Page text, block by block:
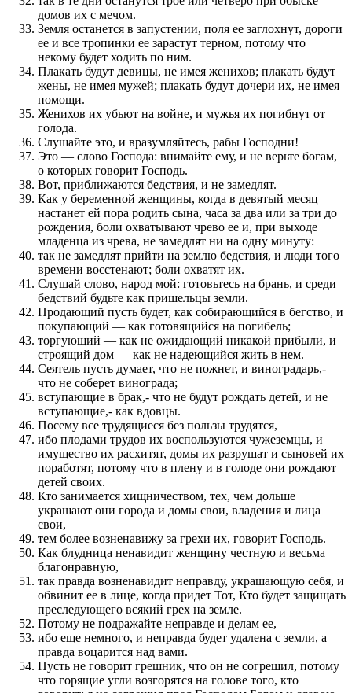
домов их с мечом.
Земля останется в запустении, поля ее заглохнут, дороги
ее и все тропинки ее зарастут терном, потому что
некому будет ходить по ним.
Плакать будут девицы, не имея женихов; плакать будут
жены, не имея мужей; плакать будут дочери их, не имея
помощи.
Женихов их убьют на войне, и мужья их погибнут от
голода.
Слушайте это, и вразумляйтесь, рабы Господни!
Это — слово Господа: внимайте ему, и не верьте богам,
о которых говорит Господь.
Вот, приближаются бедствия, и не замедлят.
Как у беременной женщины, когда в девятый месяц
настанет ей пора родить сына, часа за два или за три до
рождения, боли охватывают чрево ее и, при выходе
младенца из чрева, не замедлят ни на одну минуту:
так не замедлят прийти на землю бедствия, и люди того
времени восстенают; боли охватят их.
Слушай слово, народ мой: готовьтесь на брань, и среди
бедствий будьте как пришельцы земли.
Продающий пусть будет, как собирающийся в бегство, и
покупающий — как готовящийся на погибель;
торгующий — как не ожидающий никакой прибыли, и
строящий дом — как не надеющийся жить в нем.
Сеятель пусть думает, что не пожнет, и виноградарь,-
что не соберет винограда;
вступающие в брак,- что не будут рождать детей, и не
вступающие,- как вдовцы.
Посему все трудящиеся без пользы трудятся,
ибо плодами трудов их воспользуются чужеземцы, и
имущество их расхитят, домы их разрушат и сыновей их
поработят, потому что в плену и в голоде они рождают
детей своих.
Кто занимается хищничеством, тех, чем дольше
украшают они города и домы свои, владения и лица
свои,
тем более возненавижу за грехи их, говорит Господь.
Как блудница ненавидит женщину честную и весьма
благонравную,
так правда возненавидит неправду, украшающую себя, и
обвинит ее в лице, когда придет Тот, Кто будет защищать
преследующего всякий грех на земле.
Потому не подражайте неправде и делам ее,
ибо еще немного, и неправда будет удалена с земли, а
правда воцарится над вами.
Пусть не говорит грешник, что он не согрешил, потому
что горящие угли возгорятся на голове того, кто